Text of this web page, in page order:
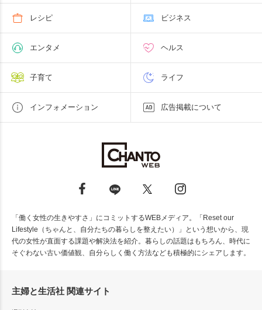
レシピ ビジネス
エンタメ ヘルス
子育て ライフ
インフォメーション 広告掲載について
「働く女性の生きやすさ」にコミットするWEBメディア。「Reset our
Lifestyle（ちゃんと、自分たちの暮らしを整えたい）」という想いから、現
代の女性が直面する課題や解決法を紹介。暮らしの話題はもちろん、時代に
そぐわない古い価値観、自分らしく働く方法なども積極的にシェアします。
主婦と生活社 関連サイト